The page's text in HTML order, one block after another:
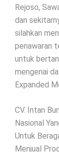
Rejoso,
dan
silahkan
penawaran
untuk
mengenai
Expanded
CV. Intan
Nasional
Untuk
Menjual